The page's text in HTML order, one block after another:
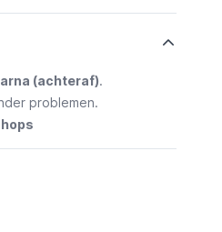
(achteraf).
problemen.